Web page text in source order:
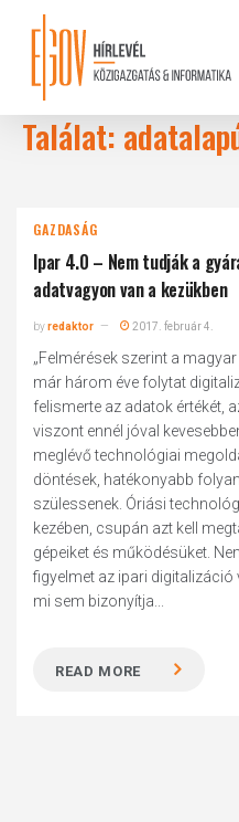
content
Találat:
GAZDASÁG
Ipar 4.0 – Nem tudják a
adatvagyon van a kezükben
byredaktor 2017. február 4.
„Felmérések szerint a
már három éve folytat
felismerte az adatok értékét,
viszont ennél jóval
meglévő technológiai
döntések, hatékonyabb
szülessenek. Óriási
kezében, csupán azt kell
gépeiket és működésüket.
figyelmet az ipari digitalizáció
mi sem bizonyítja...
READ MORE